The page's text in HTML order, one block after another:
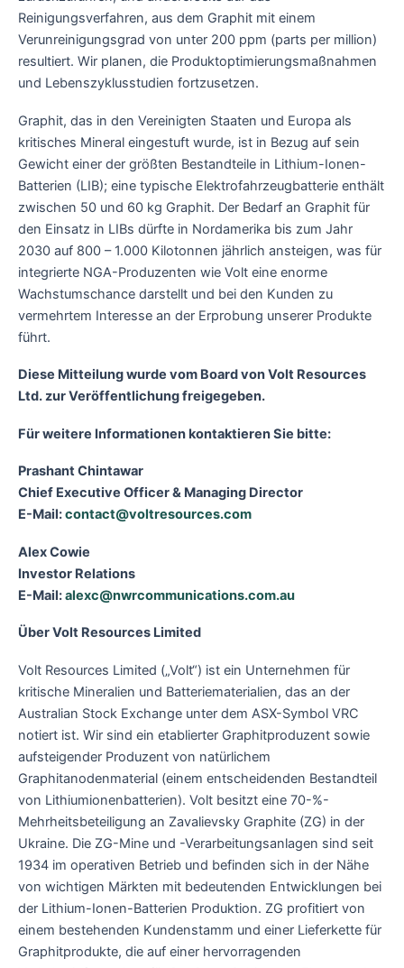
Reinigungsverfahren, aus dem Graphit mit einem
Verunreinigungsgrad von unter 200 ppm (parts per million)
resultiert. Wir planen, die Produktoptimierungsmaßnahmen
und Lebenszyklusstudien fortzusetzen.
Graphit, das in den Vereinigten Staaten und Europa als
kritisches Mineral eingestuft wurde, ist in Bezug auf sein
Gewicht einer der größten Bestandteile in Lithium-Ionen-
Batterien (LIB); eine typische Elektrofahrzeugbatterie enthält
zwischen 50 und 60 kg Graphit. Der Bedarf an Graphit für
den Einsatz in LIBs dürfte in Nordamerika bis zum Jahr
2030 auf 800 – 1.000 Kilotonnen jährlich ansteigen, was für
integrierte NGA-Produzenten wie Volt eine enorme
Wachstumschance darstellt und bei den Kunden zu
vermehrtem Interesse an der Erprobung unserer Produkte
führt.
Diese Mitteilung wurde vom Board von Volt Resources
Ltd. zur Veröffentlichung freigegeben.
Für weitere Informationen kontaktieren Sie bitte:
Prashant Chintawar
Chief Executive Officer & Managing Director
E-Mail:contact@voltresources.com
Alex Cowie
Investor Relations
E-Mail:alexc@nwrcommunications.com.au
Über Volt Resources Limited
Volt Resources Limited („Volt“) ist ein Unternehmen für
kritische Mineralien und Batteriematerialien, das an der
Australian Stock Exchange unter dem ASX-Symbol VRC
notiert ist. Wir sind ein etablierter Graphitproduzent sowie
aufsteigender Produzent von natürlichem
Graphitanodenmaterial (einem entscheidenden Bestandteil
von Lithiumionenbatterien). Volt besitzt eine 70-%-
Mehrheitsbeteiligung an Zavalievsky Graphite (ZG) in der
Ukraine. Die ZG-Mine und -Verarbeitungsanlagen sind seit
1934 im operativen Betrieb und befinden sich in der Nähe
von wichtigen Märkten mit bedeutenden Entwicklungen bei
der Lithium-Ionen-Batterien Produktion. ZG profitiert von
einem bestehenden Kundenstamm und einer Lieferkette für
Graphitprodukte, die auf einer hervorragenden